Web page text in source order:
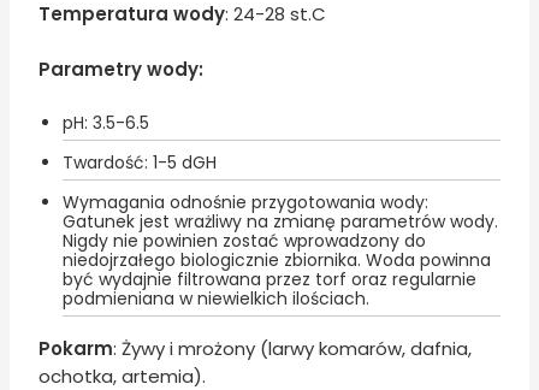
Temperatura wody: 24-28 st.C
Parametry wody:
pH: 3.5-6.5
Twardość: 1-5 dGH
Wymagania odnośnie przygotowania wody:
Gatunek jest wrażliwy na zmianę parametrów wody.
Nigdy nie powinien zostać wprowadzony do
niedojrzałego biologicznie zbiornika. Woda powinna
być wydajnie filtrowana przez torf oraz regularnie
podmieniana w niewielkich ilościach.
Pokarm: Żywy i mrożony (larwy komarów, dafnia,
ochotka, artemia).